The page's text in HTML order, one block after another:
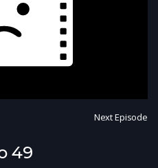
Next Episode
49